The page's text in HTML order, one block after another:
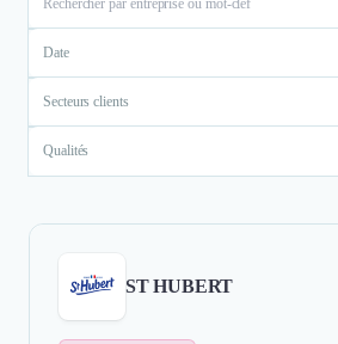
Date
Secteurs clients
Qualités
ST HUBERT